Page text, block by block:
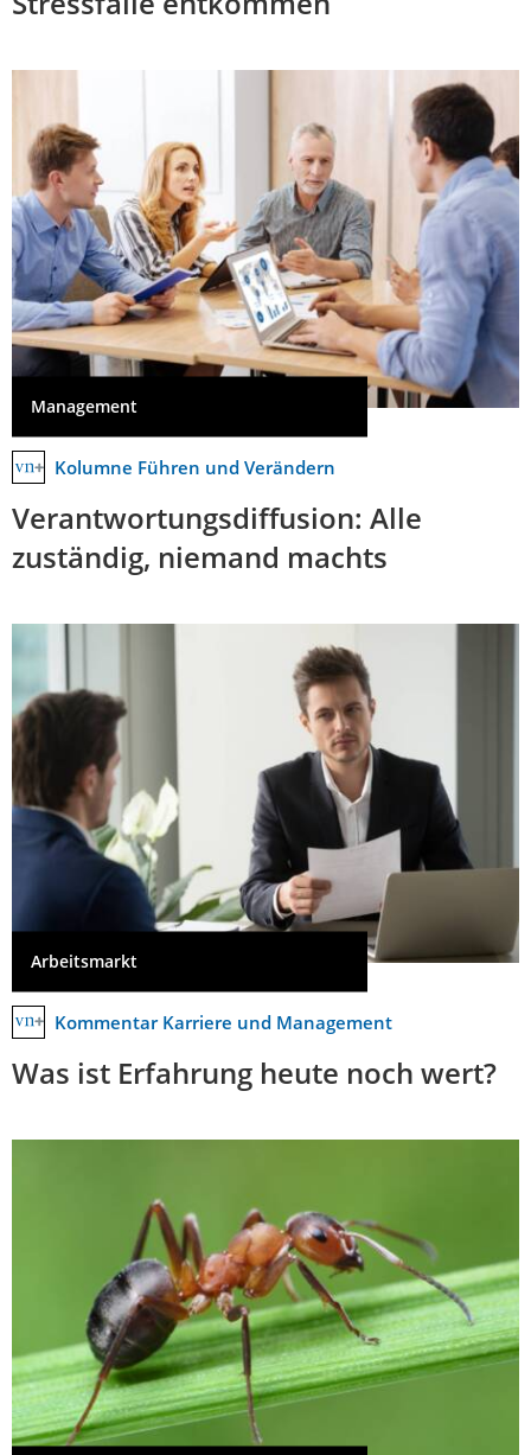
Management
Kolumne Führen und Verändern
Verantwortungsdiffusion: Alle
zuständig, niemand machts
Arbeitsmarkt
Kommentar Karriere und Management
Was ist Erfahrung heute noch wert?